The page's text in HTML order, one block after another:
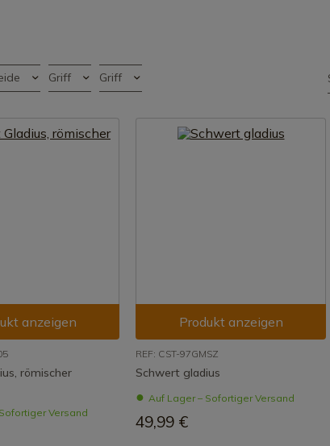
Griff Griff
anzeigen
römischer
Versand
Produkt anzeigen
REF: CST-97GMSZ
Schwert gladius
Auf Lager – Sofortiger Versand
49,99 €